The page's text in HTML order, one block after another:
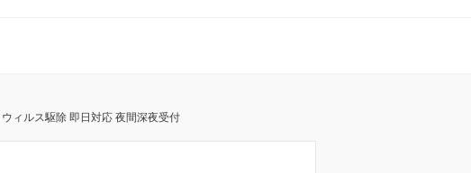
ィルス駆除 即日対応 夜間深夜受付